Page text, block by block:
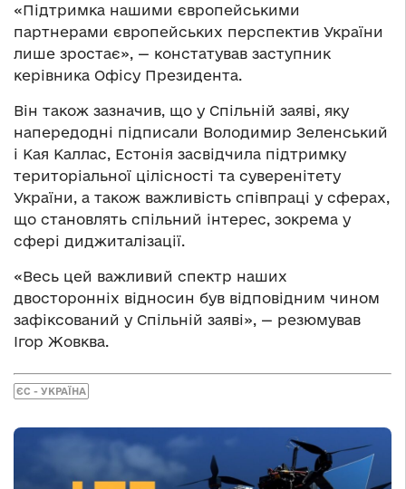
«Підтримка нашими європейськими
партнерами європейських перспектив України
лише зростає», — констатував заступник
керівника Офісу Президента.
Він також зазначив, що у Спільній заяві, яку
напередодні підписали Володимир Зеленський
і Кая Каллас, Естонія засвідчила підтримку
територіальної цілісності та суверенітету
України, а також важливість співпраці у сферах,
що становлять спільний інтерес, зокрема у
сфері диджиталізації.
«Весь цей важливий спектр наших
двосторонніх відносин був відповідним чином
зафіксований у Спільній заяві», — резюмував
Ігор Жовква.
ЄС - УКРАЇНА